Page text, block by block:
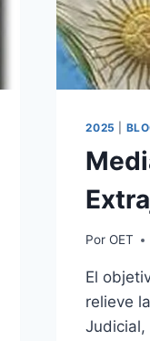
2025
Por OET
El
relieve
Judicial,